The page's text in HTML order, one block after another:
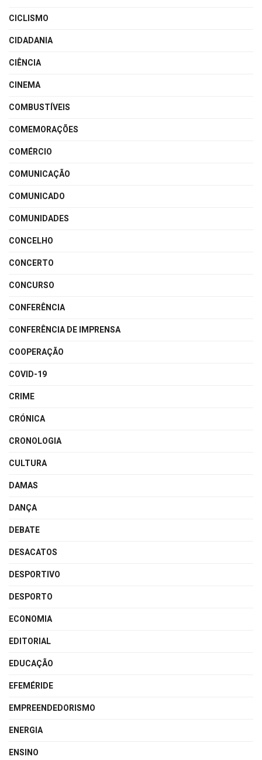
CICLISMO
CIDADANIA
CIÊNCIA
CINEMA
COMBUSTÍVEIS
COMEMORAÇÕES
COMÉRCIO
COMUNICAÇÃO
COMUNICADO
COMUNIDADES
CONCELHO
CONCERTO
CONCURSO
CONFERÊNCIA
CONFERÊNCIA DE IMPRENSA
COOPERAÇÃO
COVID-19
CRIME
CRÓNICA
CRONOLOGIA
CULTURA
DAMAS
DANÇA
DEBATE
DESACATOS
DESPORTIVO
DESPORTO
ECONOMIA
EDITORIAL
EDUCAÇÃO
EFEMÉRIDE
EMPREENDEDORISMO
ENERGIA
ENSINO